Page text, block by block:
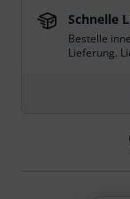
Schnelle
Bestelle
Lieferung.